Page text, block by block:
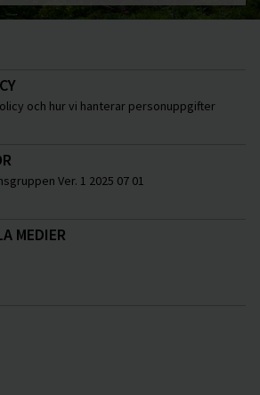
och hur vi hanterar personuppgifter
Ver. 1 2025 07 01
MEDIER